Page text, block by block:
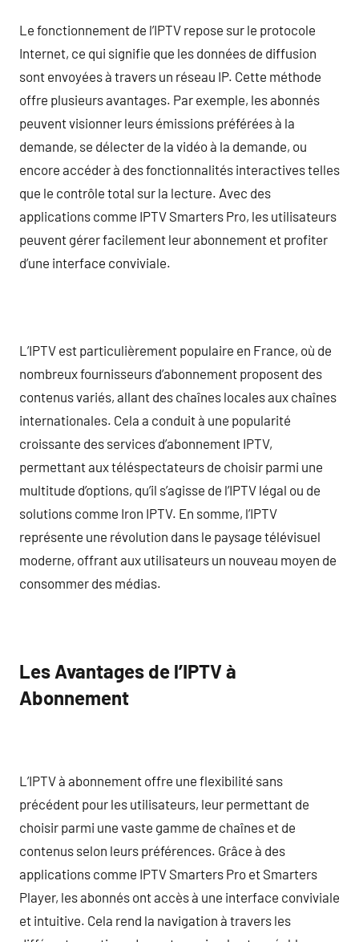
Le fonctionnement de l’IPTV repose sur le protocole
Internet, ce qui signifie que les données de diffusion
sont envoyées à travers un réseau IP. Cette méthode
offre plusieurs avantages. Par exemple, les abonnés
peuvent visionner leurs émissions préférées à la
demande, se délecter de la vidéo à la demande, ou
encore accéder à des fonctionnalités interactives telles
que le contrôle total sur la lecture. Avec des
applications comme IPTV Smarters Pro, les utilisateurs
peuvent gérer facilement leur abonnement et profiter
d’une interface conviviale.
L’IPTV est particulièrement populaire en France, où de
nombreux fournisseurs d’abonnement proposent des
contenus variés, allant des chaînes locales aux chaînes
internationales. Cela a conduit à une popularité
croissante des services d’abonnement IPTV,
permettant aux téléspectateurs de choisir parmi une
multitude d’options, qu’il s’agisse de l’IPTV légal ou de
solutions comme Iron IPTV. En somme, l’IPTV
représente une révolution dans le paysage télévisuel
moderne, offrant aux utilisateurs un nouveau moyen de
consommer des médias.
Les Avantages de l’IPTV à
Abonnement
L’IPTV à abonnement offre une flexibilité sans
précédent pour les utilisateurs, leur permettant de
choisir parmi une vaste gamme de chaînes et de
contenus selon leurs préférences. Grâce à des
applications comme IPTV Smarters Pro et Smarters
Player, les abonnés ont accès à une interface conviviale
et intuitive. Cela rend la navigation à travers les